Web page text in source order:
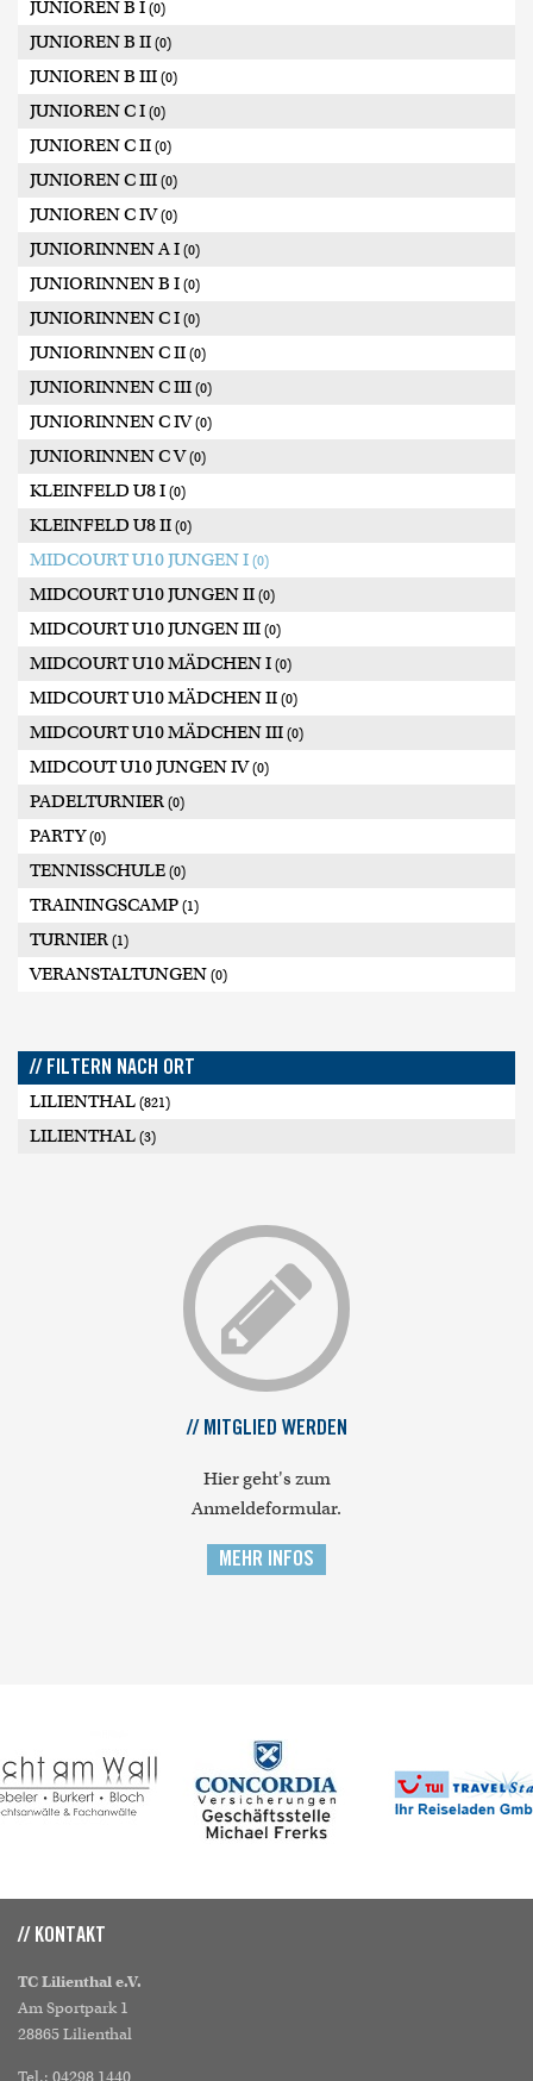
JUNIOREN B I (0)
JUNIOREN B II (0)
JUNIOREN B III (0)
JUNIOREN C I (0)
JUNIOREN C II (0)
JUNIOREN C III (0)
JUNIOREN C IV(0)
JUNIORINNEN A I (0)
JUNIORINNEN B I (0)
JUNIORINNEN C I (0)
JUNIORINNEN C II (0)
JUNIORINNEN C III (0)
JUNIORINNEN C IV(0)
JUNIORINNEN C V(0)
KLEINFELD U8 I (0)
KLEINFELD U8 II (0)
MIDCOURT U10 JUNGEN I (0)
MIDCOURT U10 JUNGEN II (0)
MIDCOURT U10 JUNGEN III (0)
MIDCOURT U10 MÄDCHEN I (0)
MIDCOURT U10 MÄDCHEN II (0)
MIDCOURT U10 MÄDCHEN III (0)
MIDCOUT U10 JUNGEN IV(0)
PADELTURNIER (0)
PARTY(0)
TENNISSCHULE (0)
TRAININGSCAMP (1)
TURNIER (1)
VERANSTALTUNGEN (0)
// FILTERN NACH ORT
LILIENTHAL (821)
LILIENTHAL (3)
// MITGLIED WERDEN
Hier geht's zum
Anmeldeformular.
MEHR INFOS
// KONTAKT
TC Lilienthal e.V.
Am Sportpark 1
28865 Lilienthal